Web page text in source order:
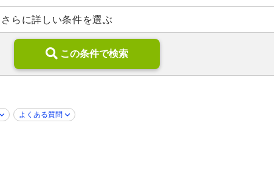
訪問リハビリ(2)
特別養護老人ホーム(2) 介護老人保健施設(2)
診療所・クリニック(2)
新規オープン(1) ブランク可(19)
40代活躍(19)
さらに詳しい条件を選ぶ
この条件で検索
よくある質問